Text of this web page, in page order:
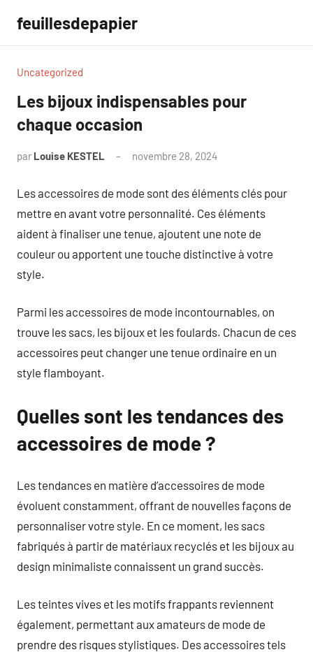
contenu
feuillesdepapier
Uncategorized
Les bijoux indispensables pour
chaque occasion
par Louise KESTEL novembre 28, 2024
Les accessoires de mode sont des éléments clés pour
mettre en avant votre personnalité. Ces éléments
aident à finaliser une tenue, ajoutent une note de
couleur ou apportent une touche distinctive à votre
style.
Parmi les accessoires de mode incontournables, on
trouve les sacs, les bijoux et les foulards. Chacun de ces
accessoires peut changer une tenue ordinaire en un
style flamboyant.
Quelles sont les tendances des
accessoires de mode ?
Les tendances en matière d’accessoires de mode
évoluent constamment, offrant de nouvelles façons de
personnaliser votre style. En ce moment, les sacs
fabriqués à partir de matériaux recyclés et les bijoux au
design minimaliste connaissent un grand succès.
Les teintes vives et les motifs frappants reviennent
également, permettant aux amateurs de mode de
prendre des risques stylistiques. Des accessoires tels